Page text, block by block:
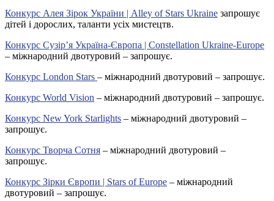
Конкурс Алея Зірок України | Alley of Stars Ukraine запрошує
дітей і дорослих, таланти усіх мистецтв.
Конкурс Сузір’я Україна-Європа | Constellation Ukraine-Europe
– міжнародний двотуровий – запрошує.
Конкурс London Stars – міжнародний двотуровий – запрошує.
Конкурс World Vision – міжнародний двотуровий – запрошує.
Конкурс New York Starlights – міжнародний двотуровий –
запрошує.
Конкурс Творча Сотня – міжнародний двотуровий –
запрошує.
Конкурс Зірки Європи | Stars of Europe – міжнародний
двотуровий – запрошує.